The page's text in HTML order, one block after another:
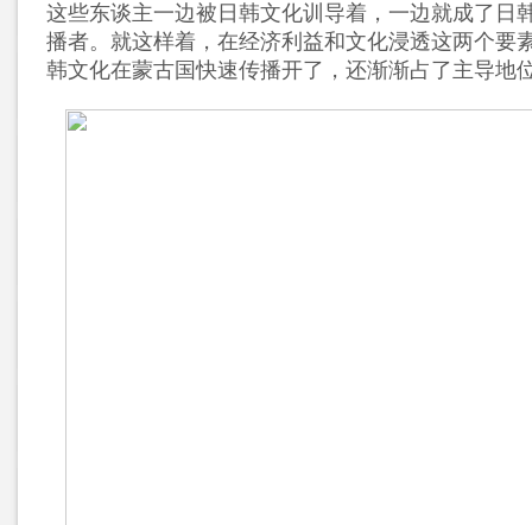
这些东谈主一边被日韩文化训导着，一边就成了日
播者。就这样着，在经济利益和文化浸透这两个要
韩文化在蒙古国快速传播开了，还渐渐占了主导地